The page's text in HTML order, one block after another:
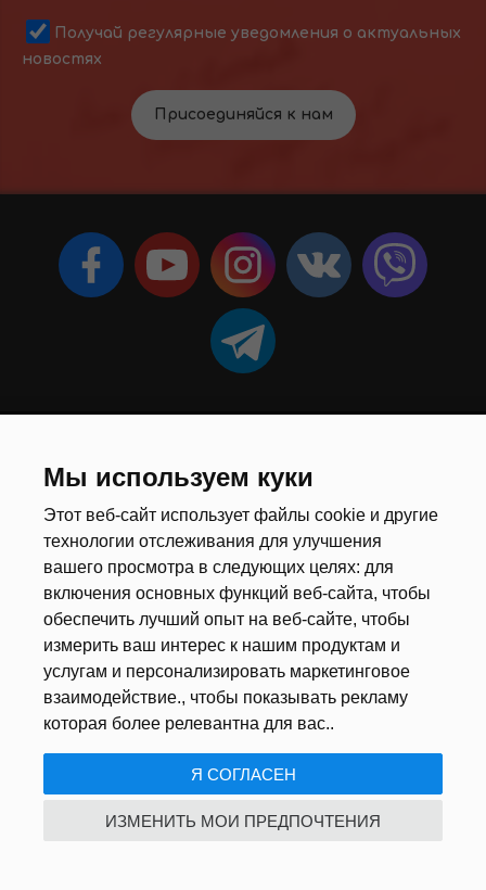
Мы используем куки
Этот веб-сайт использует файлы cookie и другие
технологии отслеживания для улучшения
вашего просмотра в следующих целях: для
включения основных функций веб-сайта, чтобы
обеспечить лучший опыт на веб-сайте, чтобы
измерить ваш интерес к нашим продуктам и
услугам и персонализировать маркетинговое
взаимодействие., чтобы показывать рекламу
которая более релевантна для вас..
Я СОГЛАСЕН
ИЗМЕНИТЬ МОИ ПРЕДПОЧТЕНИЯ
Получай регулярные уведомления о актуальных
новостях
Присоединяйся к нам
ВАКАНСИИ
Водитель автобуса категории D
Водитель категории C+E
Опека и уход
Сельское хозяйство и садоводство
Работа на производстве
Квалифицированная работа
Сезонная работа
Торговля
Складские работы
Транспорт и логистика
Строительные работы
Гостинично-ресторанная сфера